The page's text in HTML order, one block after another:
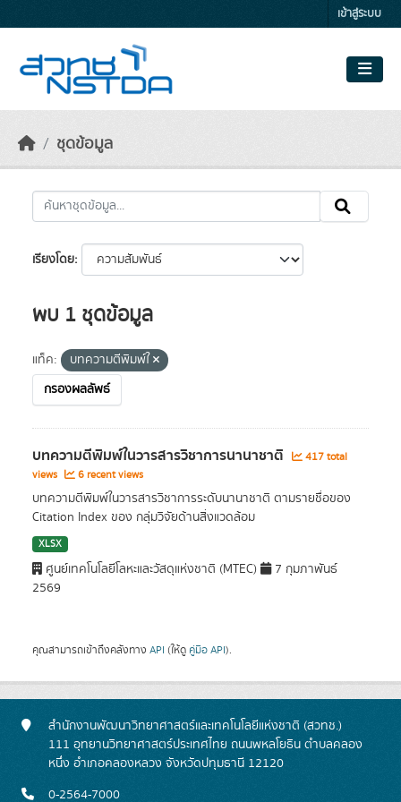
เข้าสู่ระบบ
ชุดข้อมูล
เรียงโดย
พบ 1 ชุดข้อมูล
แท็ค:
บทความตีพิมพ์ใ
กรองผลลัพธ์
บทความตีพิมพ์ในวารสารวิชาการนานาชาติ
417 total
views
6 recent views
บทความตีพิมพ์ในวารสารวิชาการระดับนานาชาติ ตามรายชื่อของ
Citation Index ของ กลุ่มวิจัยด้านสิ่งแวดล้อม
XLSX
ศูนย์เทคโนโลยีโลหะและวัสดุแห่งชาติ (MTEC)
7 กุมภาพันธ์
2569
คุณสามารถเข้าถึงคลังทาง API (ให้ดู คู่มือ API).
สำนักงานพัฒนาวิทยาศาสตร์และเทคโนโลยีแห่งชาติ (สวทช.)
111 อุทยานวิทยาศาสตร์ประเทศไทย ถนนพหลโยธิน ตำบลคลอง
หนึ่ง อำเภอคลองหลวง จังหวัดปทุมธานี 12120
0-2564-7000